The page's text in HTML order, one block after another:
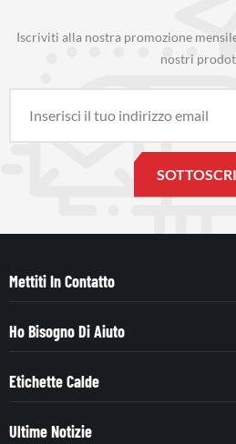
Iscriviti alla nostra promozione
nostri
Mettiti In Contatto
Ho Bisogno Di Aiuto
Etichette Calde
Ultime Notizie